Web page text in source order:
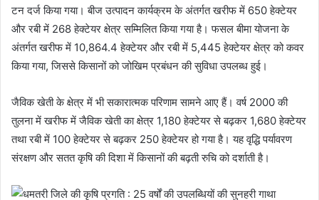
टन दर्ज किया गया। बीज उत्पादन कार्यक्रम के अंतर्गत खरीफ में 650 हेक्टेयर
और रबी में 268 हेक्टेयर क्षेत्र सम्मिलित किया गया है। फसल बीमा योजना के
अंतर्गत खरीफ में 10,864.4 हेक्टेयर और रबी में 5,445 हेक्टेयर क्षेत्र को कवर
किया गया, जिससे किसानों को जोखिम प्रबंधन की सुविधा उपलब्ध हुई।
जैविक खेती के क्षेत्र में भी सकारात्मक परिणाम सामने आए हैं। वर्ष 2000 की
तुलना में खरीफ में जैविक खेती का क्षेत्र 1,180 हेक्टेयर से बढ़कर 1,680 हेक्टेयर
तथा रबी में 100 हेक्टेयर से बढ़कर 250 हेक्टेयर हो गया है। यह वृद्धि पर्यावरण
संरक्षण और सतत कृषि की दिशा में किसानों की बढ़ती रुचि को दर्शाती है।